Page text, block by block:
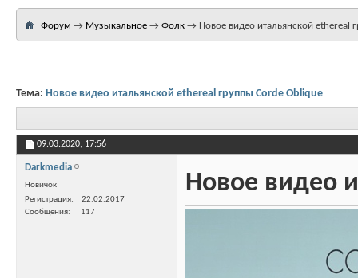
Форум → Музыкальное → Фолк → Новое видео итальянской ethereal
Тема: Новое видео итальянской ethereal группы Corde Oblique
09.03.2020, 17:56
Darkmedia
Новичок
Регистрация
22.02.2017
Сообщения
117
Новое видео